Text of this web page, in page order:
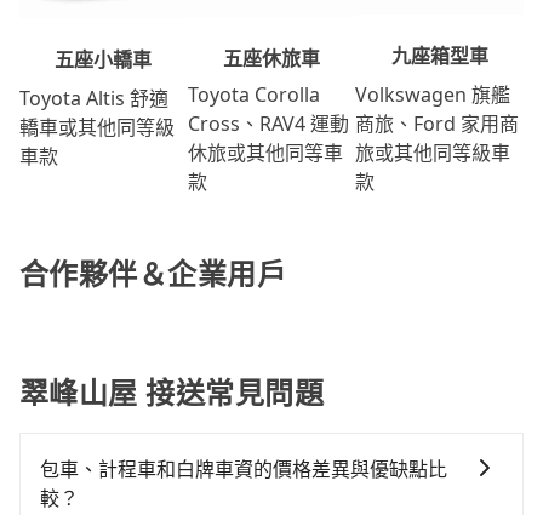
五座小轎車
Toyota Altis 舒適
轎車或其他同等級
車款
五座休旅車
Toyota Corolla
Cross、RAV4 運動
休旅或其他同等車
款
九座箱型車
Volkswagen 旗艦
商旅、Ford 家用商
旅或其他同等級車
款
合作夥伴＆企業用戶
翠峰山屋 接送常見問題
包車、計程車和白牌車資的價格差異與優缺點比
較？